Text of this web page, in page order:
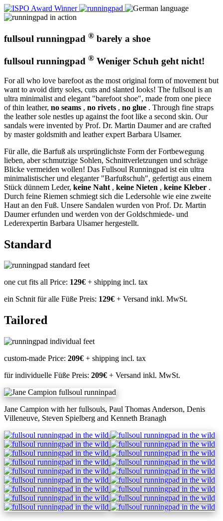
fullsoul runningpad ® barely a shoe
fullsoul runningpad ® Weniger Schuh geht nicht!
For all who love barefoot as the most original form of movement but
want to avoid dirty soles, cuts and slanted looks! The fullsoul is an
ultra minimalist and elegant "barefoot shoe", made from one piece
of thin leather, no seams , no rivets , no glue . Through fine straps
the leather sole nestles up against the foot like a second skin. Our
sandals were invented by Prof. Dr. Martin Daumer and are crafted
by master goldsmith and leather expert Barbara Ulsamer.
Für alle, die Barfuß als ursprünglichste Form der Fortbewegung
lieben, aber schmutzige Sohlen, Schnittverletzungen und schräge
Blicke vermeiden wollen! Das Fullsoul Runningpad ist ein ultra
minimalistischer und eleganter "Barfußschuh", gefertigt aus einem
Stück dünnem Leder, keine Naht , keine Nieten , keine Kleber .
Durch feine Riemen schmiegt sich die Ledersohle wie eine zweite
Haut an den Fuß. Unsere Sandalen wurden von Prof. Dr. Martin
Daumer erfunden und werden von der Goldschmiede- und
Lederexpertin Barbara Ulsamer hergestellt.
Standard
one cut fits all Price: 129€ + shipping incl. tax
ein Schnit für alle Füße Preis: 129€ + Versand inkl. MwSt.
Tailored
custom-made Price: 209€ + shipping incl. tax
für individuelle Füße Preis: 209€ + Versand inkl. MwSt.
Jane Campion with her fullsouls, Paul Thomas Anderson, Denis
Villeneuve, Steven Spielberg and Kenneth Branagh